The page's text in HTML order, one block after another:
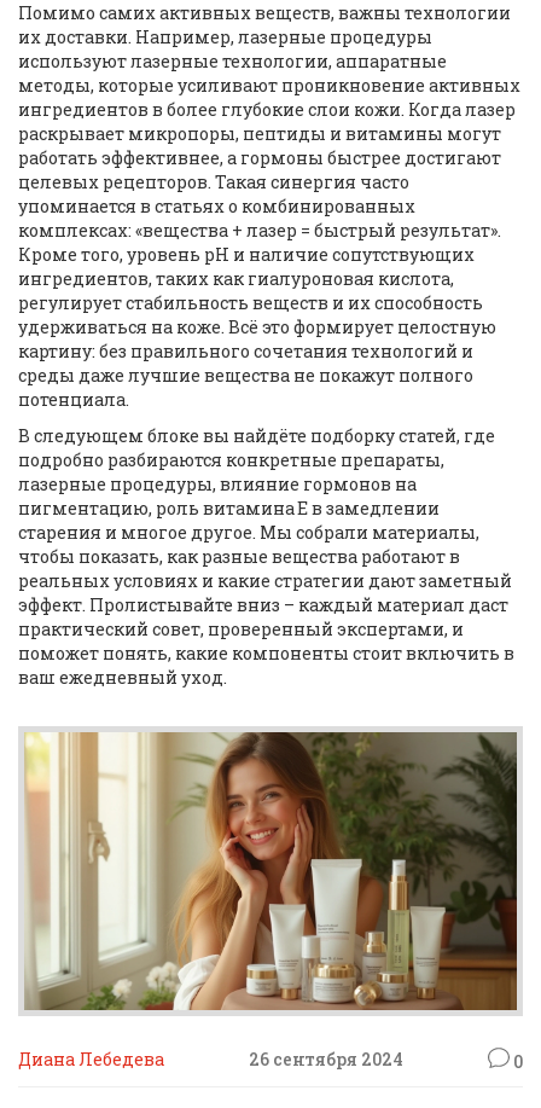
Помимо самих активных веществ, важны технологии
их доставки. Например, лазерные процедуры
используютлазерные технологии, аппаратные
методы, которые усиливают проникновение активных
ингредиентов в более глубокие слои кожи. Когда лазер
раскрывает микропоры, пептиды и витамины могут
работать эффективнее, а гормоны быстрее достигают
целевых рецепторов. Такая синергия часто
упоминается в статьях о комбинированных
комплексах: «вещества + лазер = быстрый результат».
Кроме того, уровень pH и наличие сопутствующих
ингредиентов, таких как гиалуроновая кислота,
регулирует стабильность веществ и их способность
удерживаться на коже. Всё это формирует целостную
картину: без правильного сочетания технологий и
среды даже лучшие вещества не покажут полного
потенциала.
В следующем блоке вы найдёте подборку статей, где
подробно разбираются конкретные препараты,
лазерные процедуры, влияние гормонов на
пигментацию, роль витамина Е в замедлении
старения и многое другое. Мы собрали материалы,
чтобы показать, как разные вещества работают в
реальных условиях и какие стратегии дают заметный
эффект. Пролистывайте вниз – каждый материал даст
практический совет, проверенный экспертами, и
поможет понять, какие компоненты стоит включить в
ваш ежедневный уход.
Диана Лебедева 26 сентября 2024 0